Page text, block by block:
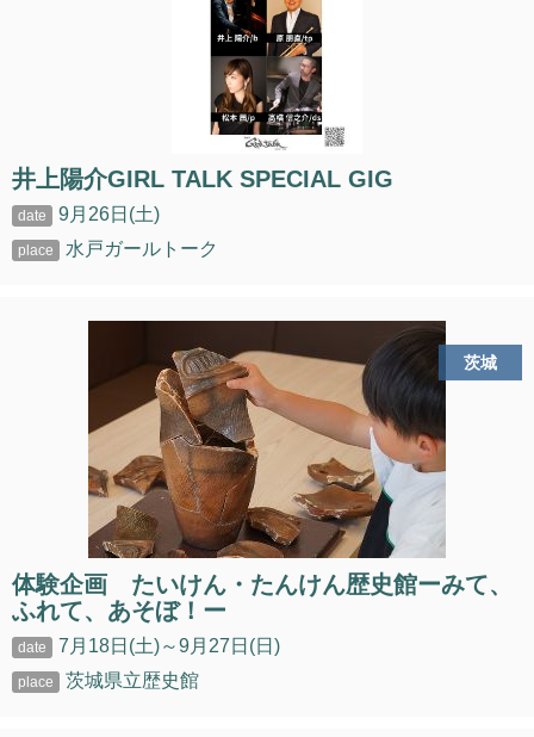
井上陽介GIRL TALK SPECIAL GIG
9月26日(土)
水戸ガールトーク
茨城
体験企画 たいけん・たんけん歴史館ーみて、
ふれて、あそぼ！ー
7月18日(土)～9月27日(日)
茨城県立歴史館